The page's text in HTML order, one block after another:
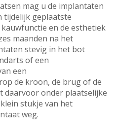
mag u de implantaten
tijdelijk geplaatste
en de esthetiek
maanden na het
stevig in het bot
of een
een
de kroon, de brug of de
daarvoor onder plaatselijke
stukje van het
weg.